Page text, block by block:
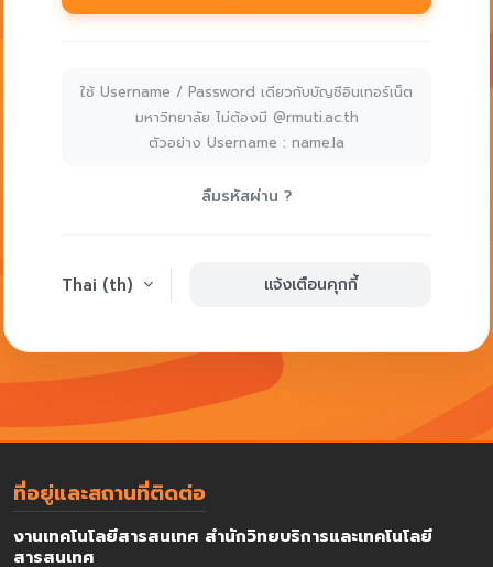
ลืมรหัสผ่าน ?
Thai ‎(th)‎ แจ้งเตือนคุกกี้
ที่อยู่และสถานที่ติดต่อ
งานเทคโนโลยีสารสนเทศ สำนักวิทยบริการและเทคโนโลยี
สารสนเทศ